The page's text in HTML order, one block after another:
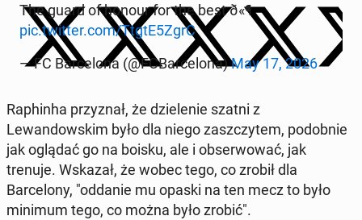
The guard of honour for the best ð«¶
pic.twitter.com/TtgtE5ZgrC
— FC Barcelona (@FCBarcelona)May 17, 2026
Raphin­ha przyz­nał, że dzie­le­nie szatni z
Lewandowskim było dla niego za­szczytem, podob­nie
jak oglądać go na boisku, ale i ob­ser­wować, jak
trenuje. Wskazał, że wobec tego, co zrobił dla
Barcelony, "oddanie mu opaski na ten mecz to było
minimum tego, co można było zrobić".